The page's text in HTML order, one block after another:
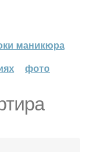
маникюра
фото